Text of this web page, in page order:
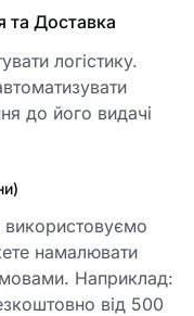
та Доставка
логістику.
до його видачі
використовуємо
намалювати
Наприклад:
від 500